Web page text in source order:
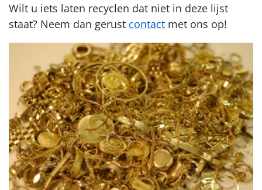
Wilt u iets laten recyclen dat niet in deze lijst
staat? Neem dan gerust contact met ons op!